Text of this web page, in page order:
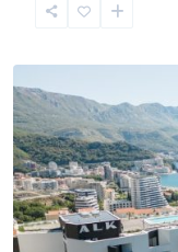
Bečići,